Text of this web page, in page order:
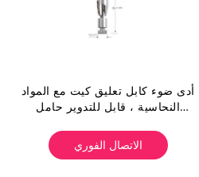
أدى ضوء كابل تعليق كيت مع المواد
النحاسية ، قابل للتدوير حامل
الاتصال الفوري